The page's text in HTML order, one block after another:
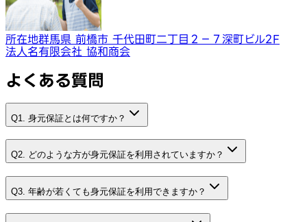
所在地群馬県 前橋市 千代田町二丁目２－７深町ビル2F
法人名有限会社 協和商会
よくある質問
Q1. 身元保証とは何ですか？
Q2. どのような方が身元保証を利用されていますか？
Q3. 年齢が若くても身元保証を利用できますか？